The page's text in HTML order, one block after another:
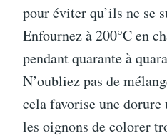
pour éviter qu’ils ne se
Enfournez à 200°C en
pendant quarante à
N’oubliez pas de
cela favorise une
les oignons de colorer